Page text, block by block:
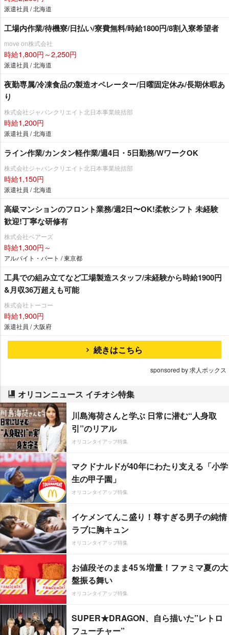
派遣社員 / 北海道
工場内作業/待機寮/日払い/寮費無料/時給1800円/8割入寮希望者
move on株式会社
時給1,800円～2,250円
派遣社員 / 北海道
夜勤専属/冷凍食品の製造オペレーター/日曜固定休み/長期休暇あ
り
株式会社ジャパンクリエイト北日本事業統括部
時給1,200円
派遣社員 / 北海道
ライン作業/カンタン軽作業/週4日・5日勤務/WワークOK
株式会社ジャパンクリエイト北日本事業統括部
時給1,150円
派遣社員 / 北海道
⾼級マンションのフロント業務/週2⽇〜OK!柔軟シフト 未経験
歓迎!丁寧な研修有
株式会社ベアーズ
時給1,300円～
アルバイト・パート / 東京都
工具での組み立てなど工場製造スタッフ/未経験から時給1900円
&月収36万超えも可能
株式会社トーコー
時給1,900円
派遣社員 / 大阪府
続きはこちら
sponsored by 求人ボックス
オリコンニュース イチオシ特集
川島海荷さんと学ぶ 日常に潜む“人身取
引”のリアル
オリコンタイアップ特集
マクドナルドが40年にわたり支える「小学
生の甲子園」
オリコンタイアップ特集
イケメンてんこ盛り！尊すぎる男子の純情
ラブに胸キュン
オリコンタイアップ特集
お値段そのまま45％増量！ファミマ夏の大
盤振る舞い
オリコンタイアップ特集
SUPER★DRAGON、自ら描いた”レトロ
フューチャー”